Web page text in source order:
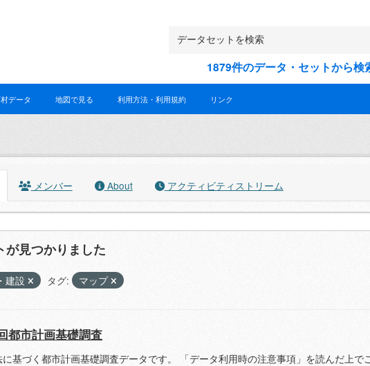
1879件のデータ・セットから検
データ 地図で見る 利用方法・利用規約 リンク
メンバー About アクティビティストリーム
が見つかりました
建設 タグ: マップ
都市計画基礎調査
基づく都市計画基礎調査データです。 「データ利用時の注意事項」を読んだ上で